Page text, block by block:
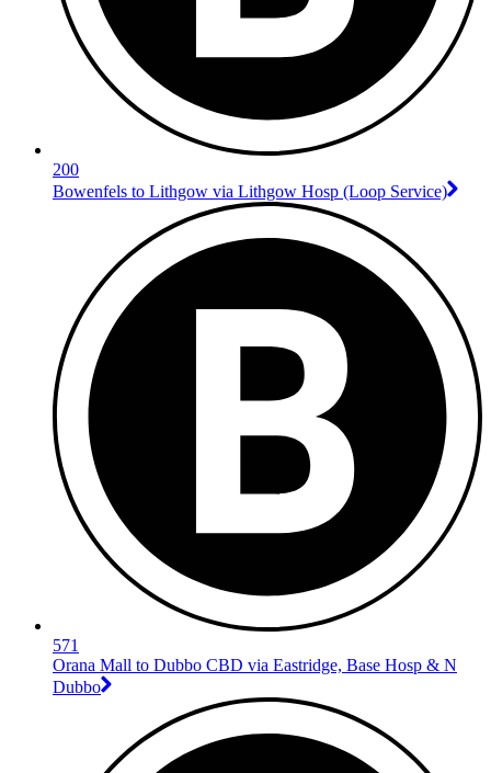
200
Bowenfels to Lithgow via Lithgow Hosp (Loop Service)
571
Orana Mall to Dubbo CBD via Eastridge, Base Hosp & N
Dubbo